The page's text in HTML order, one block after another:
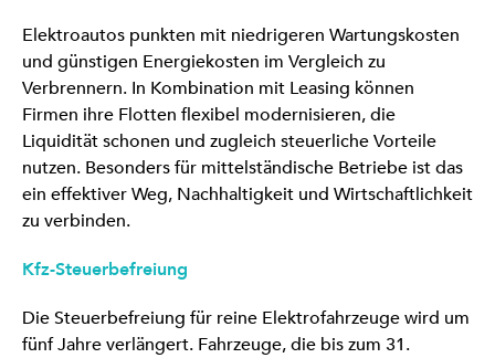
Elektroautos punkten mit niedrigeren Wartungskosten
und günstigen Energiekosten im Vergleich zu
Verbrennern. In Kombination mit Leasing können
Firmen ihre Flotten flexibel modernisieren, die
Liquidität schonen und zugleich steuerliche Vorteile
nutzen. Besonders für mittelständische Betriebe ist das
ein effektiver Weg, Nachhaltigkeit und Wirtschaftlichkeit
zu verbinden.
Kfz-Steuerbefreiung
Die Steuerbefreiung für reine Elektrofahrzeuge wird um
fünf Jahre verlängert. Fahrzeuge, die bis zum 31.